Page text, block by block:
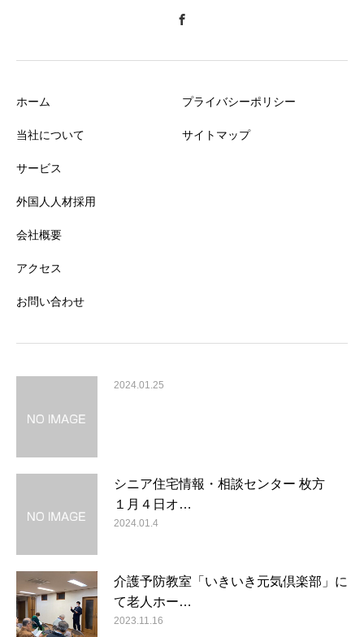
ホーム
当社について
サービス
外国人人材採用
会社概要
アクセス
お問い合わせ
プライバシーポリシー
サイトマップ
2024.01.25
シニア住宅情報・相談センター 枚方
１月４日オ…
2024.01.4
介護予防教室「いきいき元気倶楽部」に
て老人ホー…
2023.11.16